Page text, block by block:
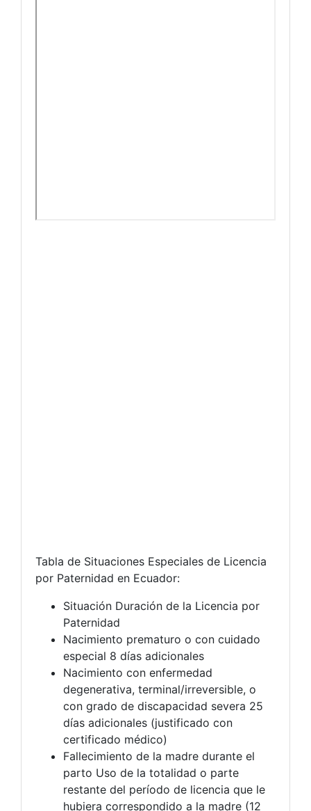
Tabla de Situaciones Especiales de Licencia
por Paternidad en Ecuador:
Situación Duración de la Licencia por
Paternidad
Nacimiento prematuro o con cuidado
especial 8 días adicionales
Nacimiento con enfermedad
degenerativa, terminal/irreversible, o
con grado de discapacidad severa 25
días adicionales (justificado con
certificado médico)
Fallecimiento de la madre durante el
parto Uso de la totalidad o parte
restante del período de licencia que le
hubiera correspondido a la madre (12